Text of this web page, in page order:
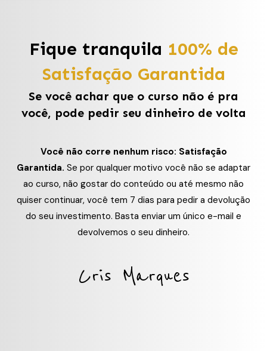
Fique tranquila 100% de
Satisfação Garantida
Se você achar que o curso não é pra
você, pode pedir seu dinheiro de volta
Você não corre nenhum risco: Satisfação
Garantida. Se por qualquer motivo você não se adaptar
ao curso, não gostar do conteúdo ou até mesmo não
quiser continuar, você tem 7 dias para pedir a devolução
do seu investimento. Basta enviar um único e-mail e
devolvemos o seu dinheiro.
Cris Marques